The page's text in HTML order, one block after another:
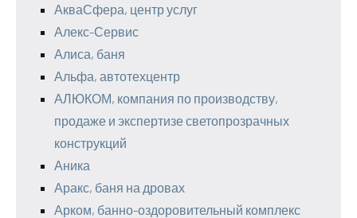
АкваСфера, центр услуг
Алекс-Сервис
Алиса, баня
Альфа, автотехцентр
АЛЮКОМ, компания по производству,
продаже и экспертизе светопрозрачных
конструкций
Аника
Аракс, баня на дровах
Арком, банно-оздоровительный комплекс